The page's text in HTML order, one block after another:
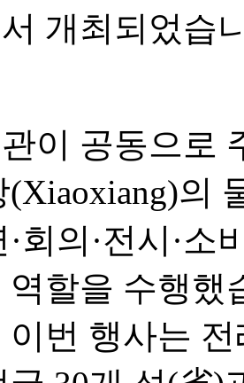
개최되었습
이 공동으로
(Xiaoxiang)의
·회의·전시·
역할을 수행
이번 행사는